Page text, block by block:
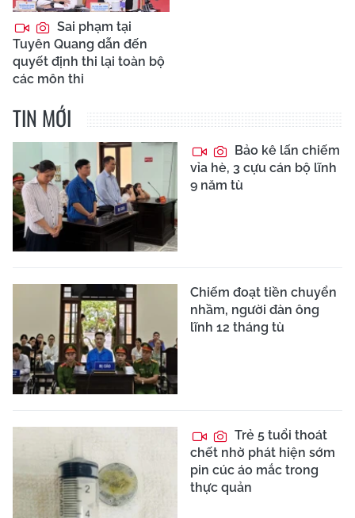
Sai phạm tại
Tuyên Quang dẫn đến
quyết định thi lại toàn bộ
các môn thi
TIN MỚI
Bảo kê lấn chiếm
vỉa hè, 3 cựu cán bộ lĩnh
9 năm tù
Chiếm đoạt tiền chuyển
nhầm, người đàn ông
lĩnh 12 tháng tù
Trẻ 5 tuổi thoát
chết nhờ phát hiện sớm
pin cúc áo mắc trong
thực quản